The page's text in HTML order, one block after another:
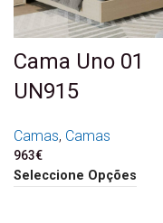
Cama Uno 01
UN915
Camas, Camas
963€
Seleccione Opções